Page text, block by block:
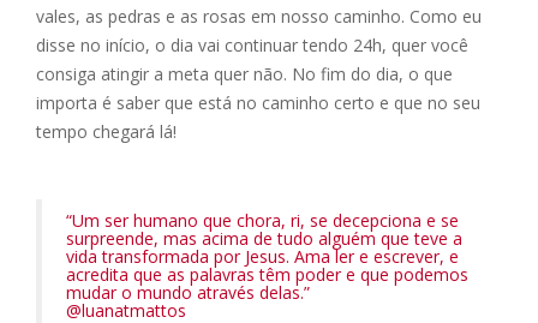
vales, as pedras e as rosas em nosso caminho. Como eu
disse no início, o dia vai continuar tendo 24h, quer você
consiga atingir a meta quer não. No fim do dia, o que
importa é saber que está no caminho certo e que no seu
tempo chegará lá!
“Um ser humano que chora, ri, se decepciona e se
surpreende, mas acima de tudo alguém que teve a
vida transformada por Jesus. Ama ler e escrever, e
acredita que as palavras têm poder e que podemos
mudar o mundo através delas.”
@luanatmattos